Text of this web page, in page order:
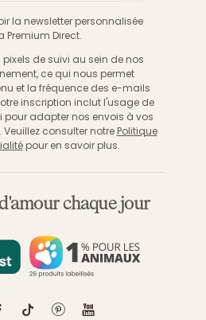
la newsletter personnalisée
Premium Direct.
de suivi au sein de nos
ce qui nous permet
et la fréquence des e-mails
inscription inclut l'usage de
pour adapter nos envois à vos
consulter notre Politique
pour en savoir plus.
chaque jour